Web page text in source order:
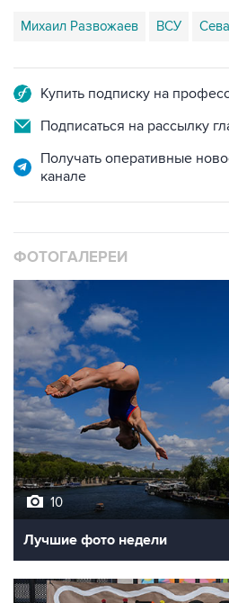
Подписаться на рассылку
Получать оперативные
10
Лучшие фото недели